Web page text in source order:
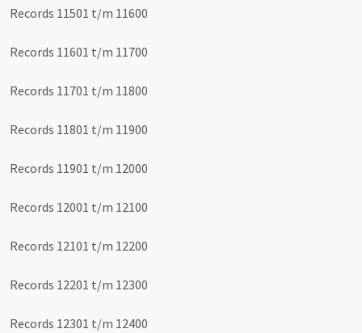
Records 11501 t/m 11600
Records 11601 t/m 11700
Records 11701 t/m 11800
Records 11801 t/m 11900
Records 11901 t/m 12000
Records 12001 t/m 12100
Records 12101 t/m 12200
Records 12201 t/m 12300
Records 12301 t/m 12400